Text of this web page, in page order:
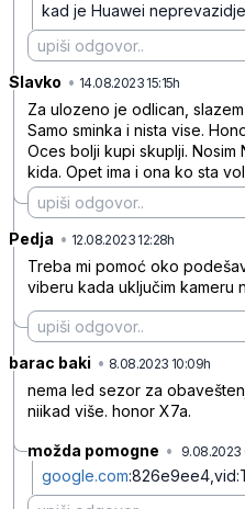
kad je Huawei
Slavko • 14.08.2023 15:15h
Za ulozeno je odlican,
Samo sminka i nista vise.
Oces bolji kupi skuplji. Nosim
kida. Opet ima i ona ko sta
Pedja • 12.08.2023 12:28h
Treba mi pomoć oko
viberu kada uključim kameru
barac baki • 8.08.2023 10:09h
nema led sezor za
niikad više. honor X7a.
možda pomogne • 9.08.2023
google.com